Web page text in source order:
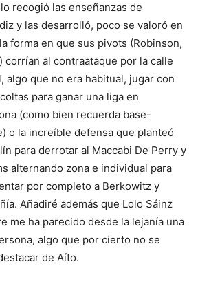
recogió las enseñanzas de
y las desarrolló, poco se valoró en
forma en que sus pivots (Robinson,
corrían al contraataque por la calle
algo que no era habitual, jugar con
para ganar una liga en
(como bien recuerda base-
o la increíble defensa que planteó
para derrotar al Maccabi De Perry y
alternando zona e individual para
por completo a Berkowitz y
Añadiré además que Lolo Sáinz
me ha parecido desde la lejanía una
algo que por cierto no se
de Aíto.